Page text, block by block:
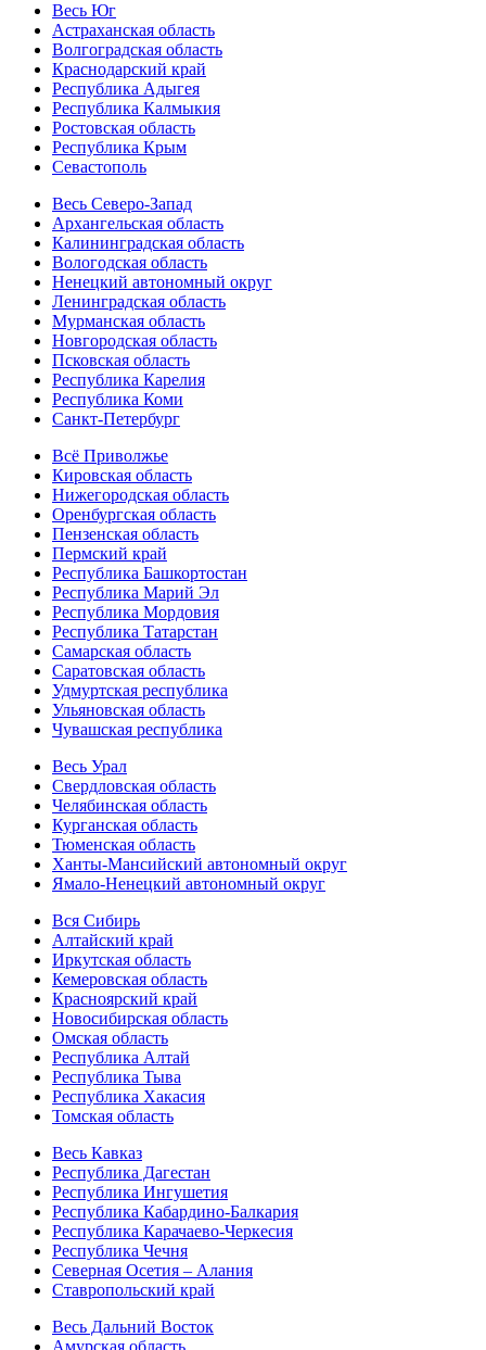
Весь Юг
Астраханская область
Волгоградская область
Краснодарский край
Республика Адыгея
Республика Калмыкия
Ростовская область
Республика Крым
Севастополь
Весь Северо-Запад
Архангельская область
Калининградская область
Вологодская область
Ненецкий автономный округ
Ленинградская область
Мурманская область
Новгородская область
Псковская область
Республика Карелия
Республика Коми
Санкт-Петербург
Всё Приволжье
Кировская область
Нижегородская область
Оренбургская область
Пензенская область
Пермский край
Республика Башкортостан
Республика Марий Эл
Республика Мордовия
Республика Татарстан
Самарская область
Саратовская область
Удмуртская республика
Ульяновская область
Чувашская республика
Весь Урал
Свердловская область
Челябинская область
Курганская область
Тюменская область
Ханты-Мансийский автономный округ
Ямало-Ненецкий автономный округ
Вся Сибирь
Алтайский край
Иркутская область
Кемеровская область
Красноярский край
Новосибирская область
Омская область
Республика Алтай
Республика Тыва
Республика Хакасия
Томская область
Весь Кавказ
Республика Дагестан
Республика Ингушетия
Республика Кабардино-Балкария
Республика Карачаево-Черкесия
Республика Чечня
Северная Осетия – Алания
Ставропольский край
Весь Дальний Восток
Амурская область